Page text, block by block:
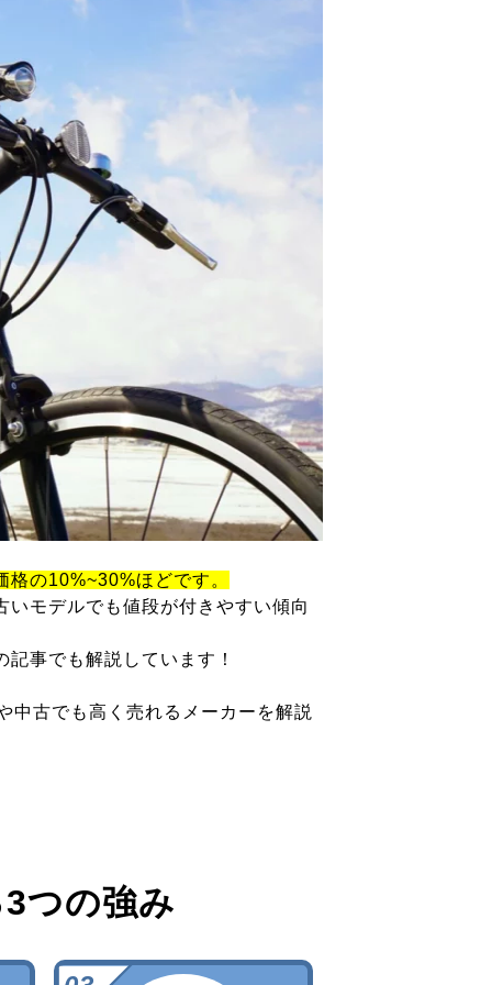
格の10%~30%ほどです。
モデルでも値段が付きやすい傾向
事でも解説しています！
中古でも高く売れるメーカーを解説
3つの強み